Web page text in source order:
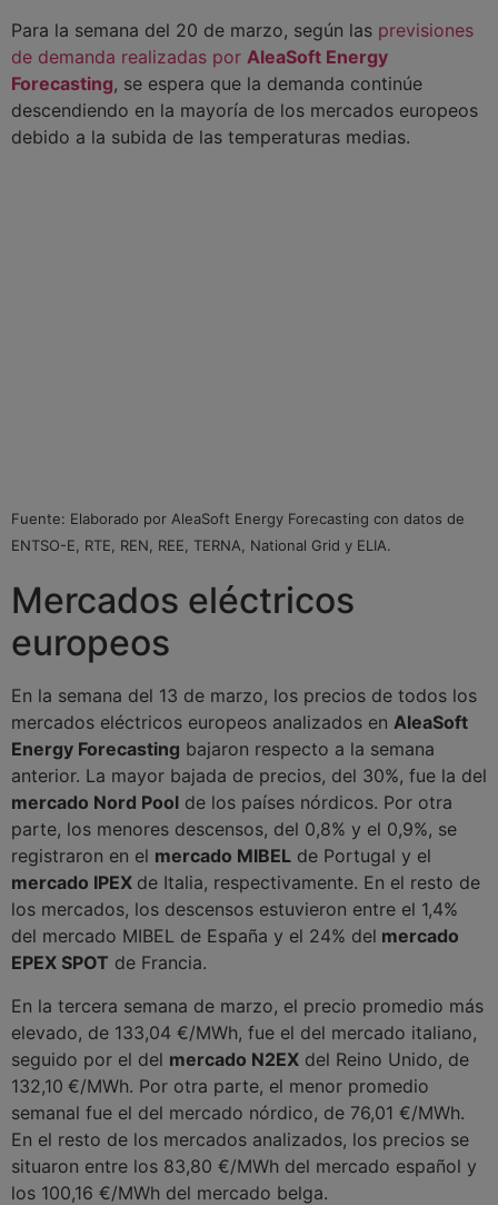
Para la semana del 20 de marzo, según las previsiones
de demanda realizadas por AleaSoft Energy
Forecasting, se espera que la demanda continúe
descendiendo en la mayoría de los mercados europeos
debido a la subida de las temperaturas medias.
Fuente: Elaborado por AleaSoft Energy Forecasting con datos de
ENTSO-E, RTE, REN, REE, TERNA, National Grid y ELIA.
Mercados eléctricos
europeos
En la semana del 13 de marzo, los precios de todos los
mercados eléctricos europeos analizados en AleaSoft
Energy Forecasting bajaron respecto a la semana
anterior. La mayor bajada de precios, del 30%, fue la del
mercado Nord Pool de los países nórdicos. Por otra
parte, los menores descensos, del 0,8% y el 0,9%, se
registraron en el mercado MIBEL de Portugal y el
mercado IPEX de Italia, respectivamente. En el resto de
los mercados, los descensos estuvieron entre el 1,4%
del mercado MIBEL de España y el 24% del mercado
EPEX SPOT de Francia.
En la tercera semana de marzo, el precio promedio más
elevado, de 133,04 €/MWh, fue el del mercado italiano,
seguido por el del mercado N2EX del Reino Unido, de
132,10 €/MWh. Por otra parte, el menor promedio
semanal fue el del mercado nórdico, de 76,01 €/MWh.
En el resto de los mercados analizados, los precios se
situaron entre los 83,80 €/MWh del mercado español y
los 100,16 €/MWh del mercado belga.